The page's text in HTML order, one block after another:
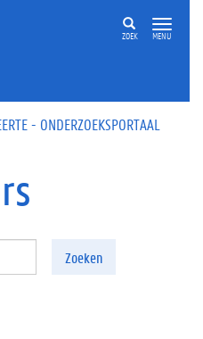
ZOEK MENU
- ONDERZOEKSPORTAAL
Zoeken